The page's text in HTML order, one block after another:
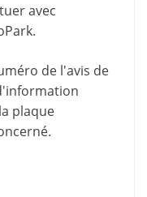
avec
.
de l'avis de
plaque